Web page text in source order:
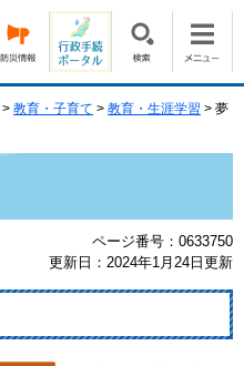
> 教育・子育て > 教育・生涯学習 > 夢
ページ番号：0633750
更新日：2024年1月24日更新